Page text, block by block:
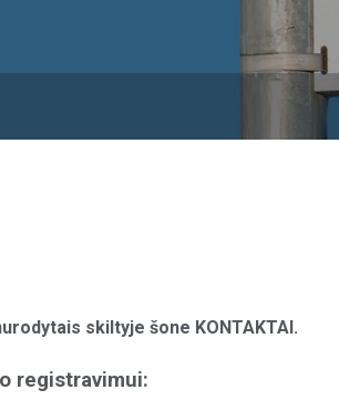
skiltyje šone KONTAKTAI.
registravimui: